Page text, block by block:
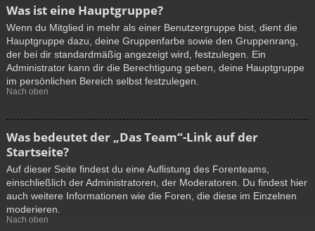
Was ist eine Hauptgruppe?
Wenn du Mitglied in mehr als einer Benutzergruppe bist, dient die
Hauptgruppe dazu, deine Gruppenfarbe sowie den Gruppenrang,
der bei dir standardmäßig angezeigt wird, festzulegen. Ein
Administrator kann dir die Berechtigung geben, deine Hauptgruppe
im persönlichen Bereich selbst festzulegen.
Nach oben
Was bedeutet der „Das Team“-Link auf der
Startseite?
Auf dieser Seite findest du eine Auflistung des Forenteams,
einschließlich der Administratoren, der Moderatoren. Du findest hier
auch weitere Informationen wie die Foren, die diese im Einzelnen
moderieren.
Nach oben